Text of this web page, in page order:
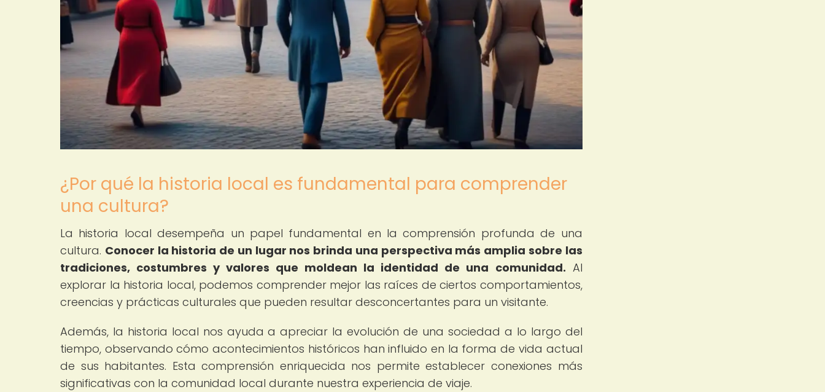
¿Por qué la historia local es fundamental para comprender
una cultura?
La historia local desempeña un papel fundamental en la comprensión profunda de una
cultura. Conocer la historia de un lugar nos brinda una perspectiva más amplia sobre las
tradiciones, costumbres y valores que moldean la identidad de una comunidad. Al
explorar la historia local, podemos comprender mejor las raíces de ciertos comportamientos,
creencias y prácticas culturales que pueden resultar desconcertantes para un visitante.
Además, la historia local nos ayuda a apreciar la evolución de una sociedad a lo largo del
tiempo, observando cómo acontecimientos históricos han influido en la forma de vida actual
de sus habitantes. Esta comprensión enriquecida nos permite establecer conexiones más
significativas con la comunidad local durante nuestra experiencia de viaje.